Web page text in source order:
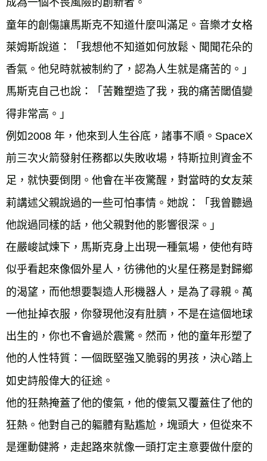
成為一個不畏風險的創新者。
童年的創傷讓馬斯克不知道什麼叫滿足。音樂才女格
萊姆斯說道：「我想他不知道如何放鬆、聞聞花朵的
香氣。他兒時就被制約了，認為人生就是痛苦的。」
馬斯克自己也說：「苦難塑造了我，我的痛苦閾值變
得非常高。」
例如2008 年，他來到人生谷底，諸事不順。SpaceX
前三次火箭發射任務都以失敗收場，特斯拉則資金不
足，就快要倒閉。他會在半夜驚醒，對當時的女友萊
莉講述父親說過的一些可怕事情。她說：「我曾聽過
他說過同樣的話，他父親對他的影響很深。」
在嚴峻試煉下，馬斯克身上出現一種氣場，使他有時
似乎看起來像個外星人，彷彿他的火星任務是對歸鄉
的渴望，而他想要製造人形機器人，是為了尋親。萬
一他扯掉衣服，你發現他沒有肚臍，不是在這個地球
出生的，你也不會過於震驚。然而，他的童年形塑了
他的人性特質：一個既堅強又脆弱的男孩，決心踏上
如史詩般偉大的征途。
他的狂熱掩蓋了他的傻氣，他的傻氣又覆蓋住了他的
狂熱。他對自己的軀體有點尷尬，塊頭大，但從來不
是運動健將，走起路來就像一頭打定主意要做什麼的